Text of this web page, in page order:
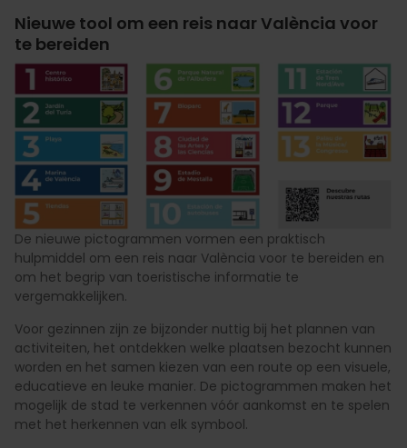
Nieuwe tool om een reis naar València voor
te bereiden
De nieuwe pictogrammen vormen een praktisch
hulpmiddel om een reis naar València voor te bereiden en
om het begrip van toeristische informatie te
vergemakkelijken.
Voor gezinnen zijn ze bijzonder nuttig bij het plannen van
activiteiten, het ontdekken welke plaatsen bezocht kunnen
worden en het samen kiezen van een route op een visuele,
educatieve en leuke manier. De pictogrammen maken het
mogelijk de stad te verkennen vóór aankomst en te spelen
met het herkennen van elk symbool.